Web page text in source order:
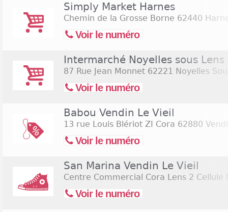
Simply Market Harnes
Chemin de la Grosse Borne 62440
Voir le numéro
Intermarché Noyelles sous Lens
87 Rue Jean Monnet 62221 Noyelles
Voir le numéro
Babou Vendin Le Vieil
13 rue Louis Blériot ZI Cora 62880
Voir le numéro
San Marina Vendin Le Vieil
Centre Commercial Cora Lens 2 Cellule
Voir le numéro